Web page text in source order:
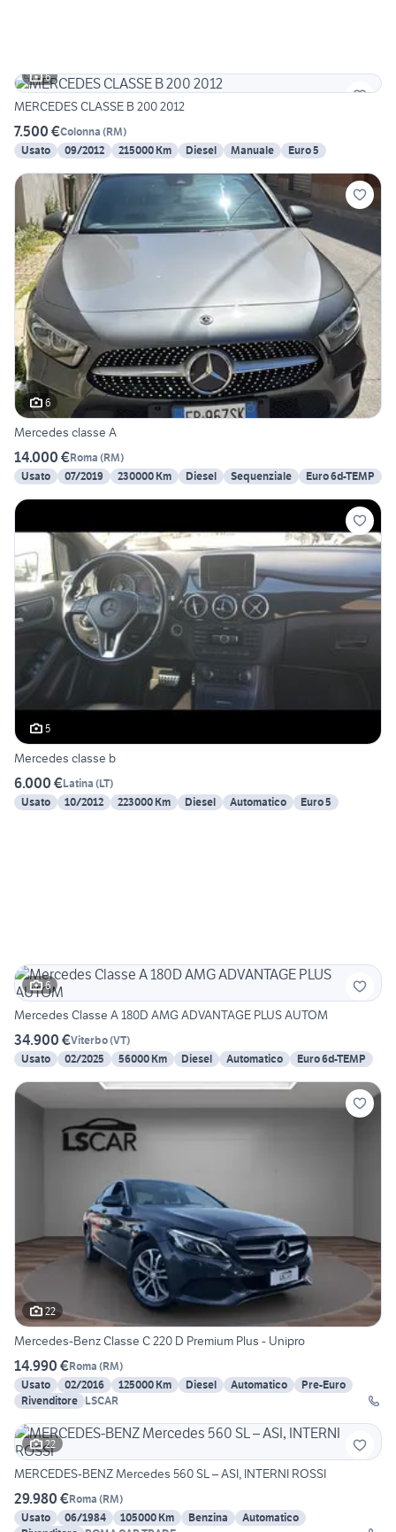
6
MERCEDES CLASSE B 200 2012
7.500 €Colonna (RM)
Usato
09/2012 215000 Km Diesel Manuale Euro 5
6
Mercedes classe A
14.000 €Roma (RM)
Usato
07/2019 230000 Km Diesel Sequenziale Euro 6d-TEMP
5
Mercedes classe b
6.000 €Latina (LT)
Usato
10/2012 223000 Km Diesel Automatico Euro 5
6
Mercedes Classe A 180D AMG ADVANTAGE PLUS AUTOM
34.900 €Viterbo(VT)
Usato
02/2025 56000 Km Diesel Automatico Euro 6d-TEMP
22
Mercedes-Benz Classe C 220 D Premium Plus - Unipro
14.990 €Roma (RM)
Usato
02/2016 125000 Km Diesel Automatico
Pre-Euro
Rivenditore LSCAR
22
MERCEDES-BENZ Mercedes 560 SL – ASI, INTERNI ROSSI
29.980 €Roma (RM)
Usato
06/1984 105000 Km Benzina
Automatico